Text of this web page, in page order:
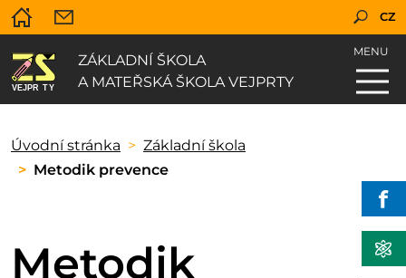
CZ
ZÁKLADNÍ ŠKOLA
A MATEŘSKÁ ŠKOLA VEJPRTY
MENU
Úvodní stránka
Základní škola
Metodik prevence
Metodik